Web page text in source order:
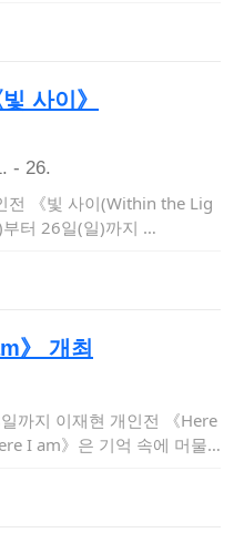
7. 21. - 26.
전 《빛 사이(Within the Lig
터 26일(일)까지 …
》 개최
까지 이재현 개인전 《Here
I am》은 기억 속에 머물